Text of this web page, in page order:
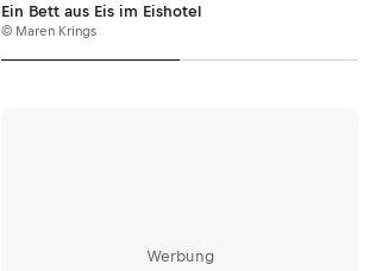
Ein Bett aus Eis im Eishotel
© Maren Krings
Werbung